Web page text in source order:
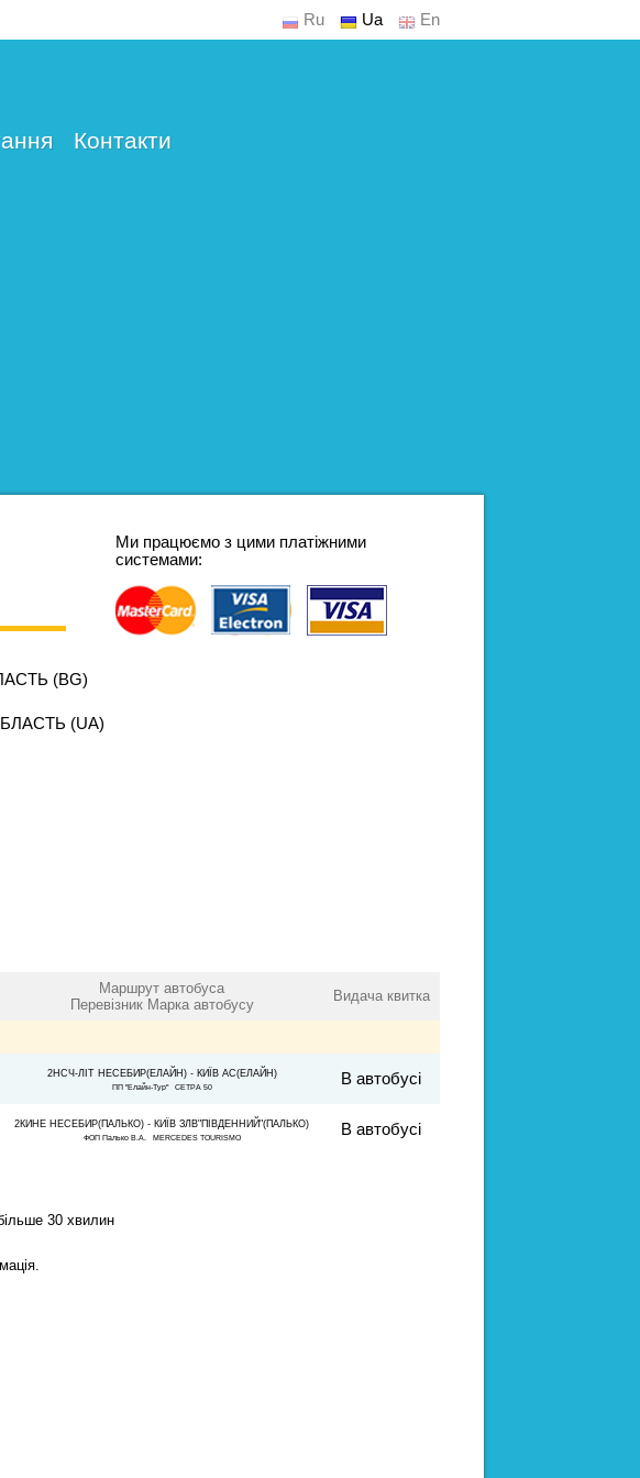
Ru Ua En
Контакти
Ми працюємо з цими платіжними
системами:
(BG)
(UA)
Маршрут автобуса
Перевізник Марка автобусу
Видача квитка
2НСЧ-ЛІТ НЕСЕБИР(ЕЛАЙН) - КИЇВ АС(ЕЛАЙН)
ПП "Елайн-Тур" СЕТРА 50 В автобусі
2КИНЕ НЕСЕБИР(ПАЛЬКО) - КИЇВ ЗЛВ"ПІВДЕННИЙ"(ПАЛЬКО)
ФОП Палько В.А. MERCEDES TOURISMO В автобусі
30 хвилин